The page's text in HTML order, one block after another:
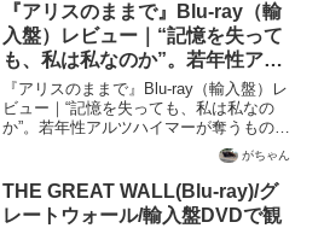
『アリスのままで』Blu-ray（輸
入盤）レビュー｜“記憶を失って
も、私は私なのか”。若年性アル
ツハイマーが奪うものと、なお残
るものを見つめた痛切な家族ドラ
マ【SDR / dts-HD MA】
『アリスのままで』Blu-ray（輸入盤）レ
ビュー｜“記憶を失っても、私は私なの
か”。若年性アルツハイマーが奪うもの
と、なお残るものを見つめた痛切な家族
ドラマ【SDR / dts-HD MA】50歳にして
若年性アルツハイマー病を発症した女
性...
がちゃん
THE GREAT WALL(Blu-ray)/グ
レートウォール/輸入盤DVDで観